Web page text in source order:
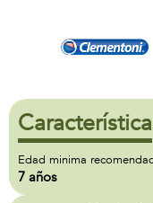
Edad minima
7 años